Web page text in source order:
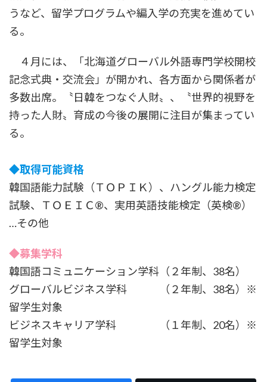
うなど、留学プログラムや編入学の充実を進めてい
る。
４月には、「北海道グローバル外語専門学校開校
記念式典・交流会」が開かれ、各方面から関係者が
多数出席。〝日韓をつなぐ人財〟、〝世界的視野を
持った人財〟育成の今後の展開に注目が集まってい
る。
◆取得可能資格
韓国語能力試験（ＴＯＰＩＫ）、ハングル能力検定
試験、ＴＯＥＩＣ®、実用英語技能検定（英検®）
…その他
◆募集学科
韓国語コミュニケーション学科（２年制、38名）
グローバルビジネス学科 （２年制、38名）※
留学生対象
ビジネスキャリア学科 （１年制、20名）※
留学生対象